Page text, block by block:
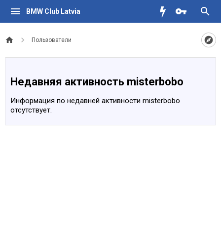
BMW Club Latvia
Пользователи
Недавняя активность misterbobo
Информация по недавней активности misterbobo
отсутствует.